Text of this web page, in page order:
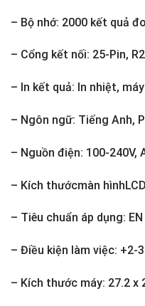
– Bộ nhớ: 2000 kết quả
– Cổng kết nối: 25-Pin,
– In kết quả: In nhiệt,
– Ngôn ngữ: Tiếng Anh,
– Nguồn điện: 100-240V,
– Kích thướcmàn
– Tiêu chuẩn áp dụng:
– Điều kiện làm việc: +2-
– Kích thước máy: 27.2 x